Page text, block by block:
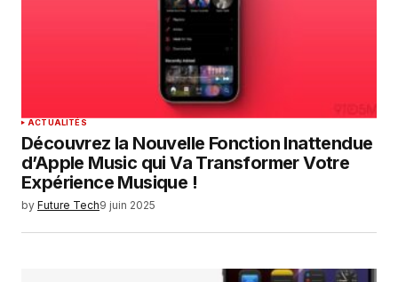
ACTUALITÉS
Découvrez la Nouvelle Fonction Inattendue
d’Apple Music qui Va Transformer Votre
Expérience Musique !
by Future Tech9 juin 2025